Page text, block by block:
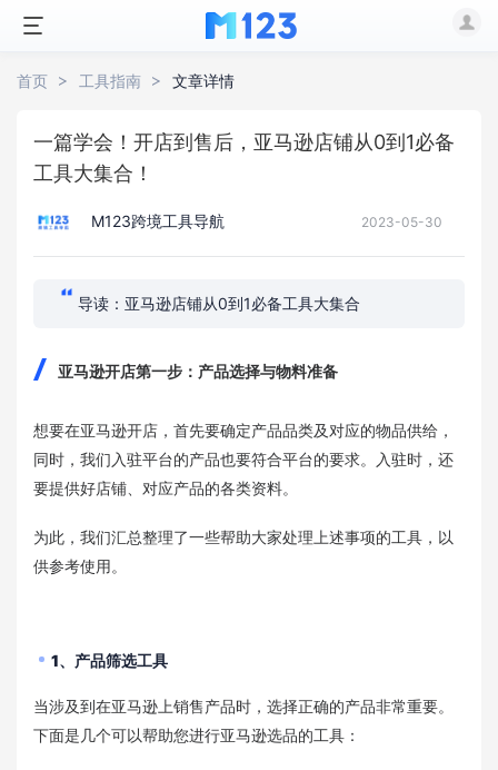
首页 工具指南 文章详情
一篇学会！开店到售后，亚马逊店铺从0到1必备
工具大集合！
M123跨境工具导航 2023-05-30
导读：亚马逊店铺从0到1必备工具大集合
亚马逊开店第一步：产品选择与物料准备
想要在亚马逊开店，首先要确定产品品类及对应的物品供给，
同时，我们入驻平台的产品也要符合平台的要求。入驻时，还
要提供好店铺、对应产品的各类资料。
为此，我们汇总整理了一些帮助大家处理上述事项的工具，以
供参考使用。
1、产品筛选工具
当涉及到在亚马逊上销售产品时，选择正确的产品非常重要。
下面是几个可以帮助您进行亚马逊选品的工具：